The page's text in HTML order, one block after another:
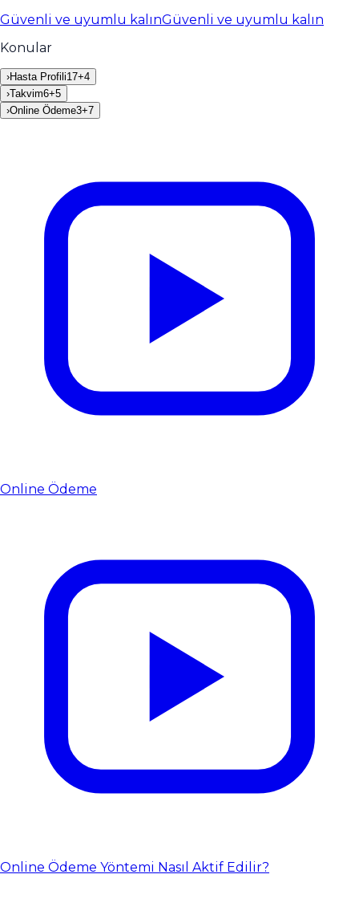
Güvenli ve uyumlu kalınGüvenli ve uyumlu kalın
Konular
›Hasta Profili17+4
›Takvim6+5
›Online Ödeme3+7
Online Ödeme
Online Ödeme Yöntemi Nasıl Aktif Edilir?